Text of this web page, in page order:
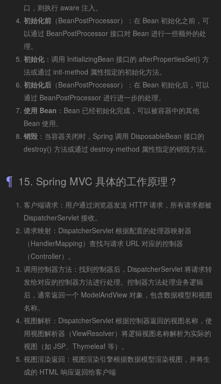
口，则执行 aware 注入。
初始化前 （BeanPostProcessor）：在 Bean 初始化之前，可
以通过 BeanPostProcessor 接口对 Bean 进行一些额外的处
理。
初始化 ：调用 InitializingBean 接口的 afterPropertiesSet() 方
法或通过 init-method 属性指定的初始化方法。
初始化后 （BeanPostProcessor）：在 Bean 初始化后，可以
通过 BeanPostProcessor 进行进一步的处理。
使用 Bean ：Bean 已经初始化完成，可以被容器中的其他
Bean 使用。
销毁 ：当容器关闭时，Spring 调用 DisposableBean 接口的
destroy() 方法或通过 destroy-method 属性指定的销毁方法。
15. Spring MVC 具体的工作原理？
客户端请求：用户通过浏览器发送 HTTP 请求，所有请求都被
DispatcherServlet 接收。
请求映射：DispatcherServlet 根据配置的处理器映射器
（HandlerMapping）查找与请求 URL 对应的控制器
（Controller）。
调用控制器方法：找到控制器后，DispatcherServlet 将请求转
发给对应的控制器方法进行处理。控制器方法处理业务逻辑
后，通常返回一个 ModelAndView 对象，包含数据模型和视图
名称。
视图解析：DispatcherServlet 根据控制器返回的视图名称，使
用视图解析器（ViewResolver）将逻辑视图名称解析为实际的
视图（如 JSP、Thymeleaf 等）。
视图渲染返回：视图渲染引擎根据数据模型渲染视图，并将生
成的 HTML 响应返回给客户端